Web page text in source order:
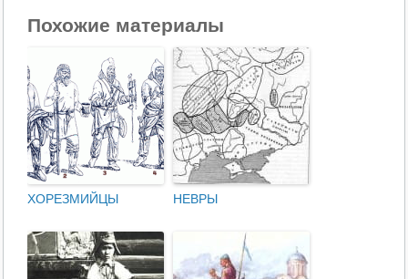
Похожие материалы
ХОРЕЗМИЙЦЫ НЕВРЫ